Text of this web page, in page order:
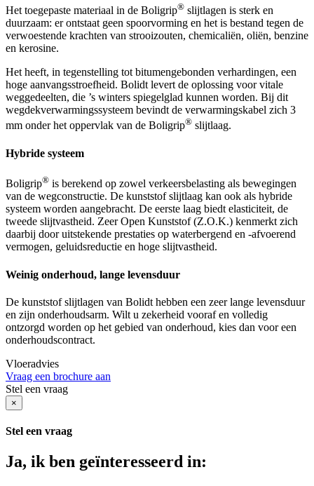
Het toegepaste materiaal in de Boligrip® slijtlagen is sterk en
duurzaam: er ontstaat geen spoorvorming en het is bestand tegen de
verwoestende krachten van strooizouten, chemicaliën, oliën, benzine
en kerosine.
Het heeft, in tegenstelling tot bitumengebonden verhardingen, een
hoge aanvangsstroefheid. Bolidt levert de oplossing voor vitale
weggedeelten, die ’s winters spiegelglad kunnen worden. Bij dit
wegdekverwarmingssysteem bevindt de verwarmingskabel zich 3
mm onder het oppervlak van de Boligrip® slijtlaag.
Hybride systeem
Boligrip® is berekend op zowel verkeersbelasting als bewegingen
van de wegconstructie. De kunststof slijtlaag kan ook als hybride
systeem worden aangebracht. De eerste laag biedt elasticiteit, de
tweede slijtvastheid. Zeer Open Kunststof (Z.O.K.) kenmerkt zich
daarbij door uitstekende prestaties op waterbergend en -afvoerend
vermogen, geluidsreductie en hoge slijtvastheid.
Weinig onderhoud, lange levensduur
De kunststof slijtlagen van Bolidt hebben een zeer lange levensduur
en zijn onderhoudsarm. Wilt u zekerheid vooraf en volledig
ontzorgd worden op het gebied van onderhoud, kies dan voor een
onderhoudscontract.
Vloeradvies
Vraag een brochure aan
Stel een vraag
×
Stel een vraag
Ja, ik ben geïnteresseerd in: